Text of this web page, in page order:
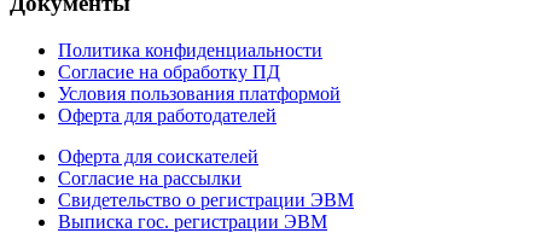
Политика конфиденциальности
Согласие на обработку ПД
Условия пользования платформой
Оферта для работодателей
Оферта для соискателей
Согласие на рассылки
Свидетельство о регистрации ЭВМ
Выписка гос. регистрации ЭВМ